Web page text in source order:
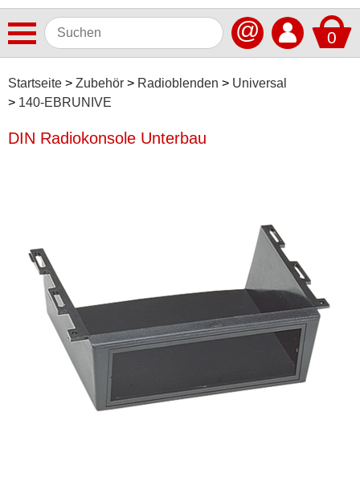
0
@
Startseite Zubehör Radioblenden
Universal
140-EBRUNIVE
Autoradios
Dashcams
Multimedia
Navigationssoftware
Navigationssysteme
Rückfahrsysteme
Soundprozessoren
DIN Radiokonsole Unterbau